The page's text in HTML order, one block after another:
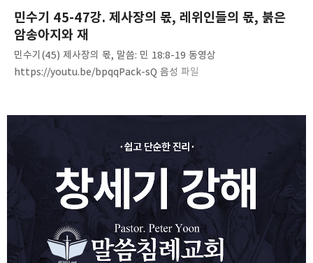
민수기 45-47강. 제사장의 몫, 레위인들의 몫, 붉은
암송아지와 재
민수기(45) 제사장의 몫, 말씀: 민 18:8-19 동영상
https://youtu.be/bpqqPack-sQ 음성 파일
https://bit.ly/3mtzH50 민수기(47) 붉은 암송아지와 재, 말씀.
민19:1-10 동영상 https://youtu.be/aBlT0iCGMA8 음성 파일